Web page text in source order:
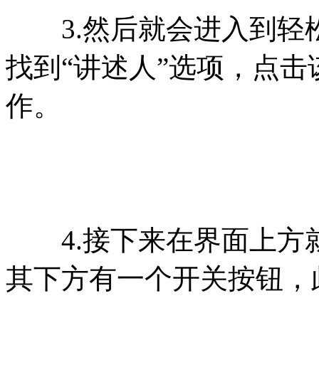
3.然后就会进入到轻
找到“讲述人”选项，点
作。
4.接下来在界面上方
其下方有一个开关按钮